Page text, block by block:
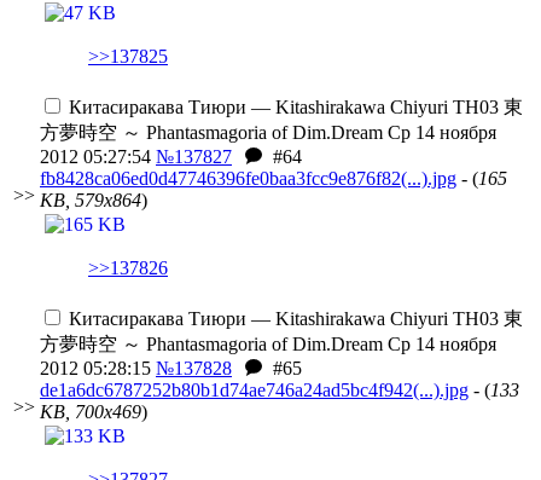
>>137825
>>
Китасиракава Тиюри — Kitashirakawa Chiyuri TH03 東
方夢時空 ～ Phantasmagoria of Dim.Dream Ср 14 ноября
2012 05:27:54 №137827
#64
fb8428ca06ed0d47746396fe0baa3fcc9e876f82(...).jpg - (165
KB, 579x864)
>>137826
>>
Китасиракава Тиюри — Kitashirakawa Chiyuri TH03 東
方夢時空 ～ Phantasmagoria of Dim.Dream Ср 14 ноября
2012 05:28:15 №137828
#65
de1a6dc6787252b80b1d74ae746a24ad5bc4f942(...).jpg - (133
KB, 700x469)